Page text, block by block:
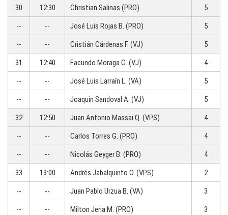
30
12:30 Christian Salinas (PRO)
5
--
-- José Luis Rojas B. (PRO)
5
--
-- Cristián Cárdenas F. (VJ)
5
31
12:40 Facundo Moraga G. (VJ)
4
--
-- José Luis Larraín L. (VA)
5
--
-- Joaquin Sandoval A. (VJ)
5
32
12:50 Juan Antonio Massai Q. (VPS)
4
--
-- Carlos Torres G. (PRO)
4
--
-- Nicolás Geyger B. (PRO)
4
33
13:00 Andrés Jabalquinto O. (VPS)
2
--
-- Juan Pablo Urzua B. (VA)
3
--
-- Milton Jeria M. (PRO)
3